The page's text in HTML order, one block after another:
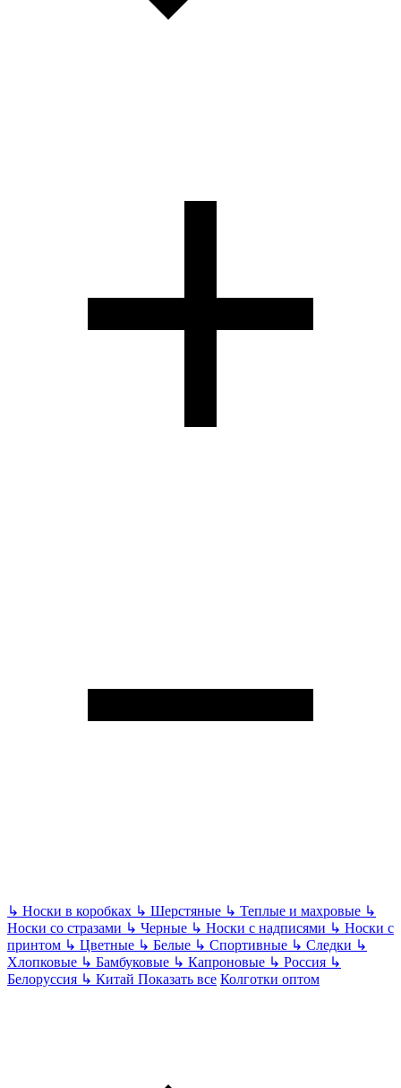
↳ Носки в коробках ↳ Шерстяные ↳ Теплые и махровые ↳
Носки со стразами ↳ Черные ↳ Носки с надписями ↳ Носки с
принтом ↳ Цветные ↳ Белые ↳ Спортивные ↳ Следки ↳
Хлопковые ↳ Бамбуковые ↳ Капроновые ↳ Россия ↳
Белоруссия ↳ Китай Показать все Колготки оптом